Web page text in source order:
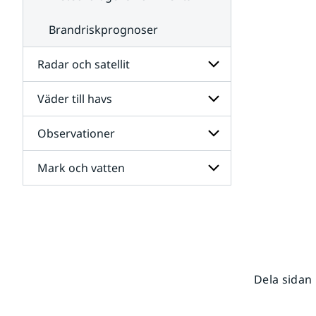
Brandriskprognoser
Radar och satellit
Undersidor
för
Radar
och
satellit
Väder till havs
Undersidor
för
Väder
till
havs
Observationer
Undersidor
för
Mark och vatten
Dela sidan